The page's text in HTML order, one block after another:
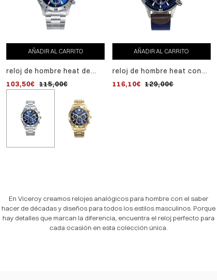
AÑADIR AL CARRITO
reloj de hombre heat de
103,50€ 115,00€
AL
CARRITO
reloj de hombre heat de
cronógrafo
AÑADIR AL CARRITO
reloj de hombre heat con
116,10€ 129,00€
En Viceroy creamos relojes analógicos para hombre con el saber
hacer de décadas y diseños para todos los estilos masculinos. Porque
hay detalles que marcan la diferencia, encuentra el reloj perfecto para
cada ocasión en esta colección única.